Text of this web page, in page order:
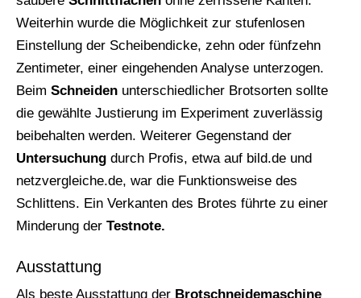
Weiterhin wurde die Möglichkeit zur stufenlosen
Einstellung der Scheibendicke, zehn oder fünfzehn
Zentimeter, einer eingehenden Analyse unterzogen.
Beim Schneiden unterschiedlicher Brotsorten sollte
die gewählte Justierung im Experiment zuverlässig
beibehalten werden. Weiterer Gegenstand der
Untersuchung durch Profis, etwa auf bild.de und
netzvergleiche.de, war die Funktionsweise des
Schlittens. Ein Verkanten des Brotes führte zu einer
Minderung der Testnote.
Ausstattung
Als beste Ausstattung der Brotschneidemaschine